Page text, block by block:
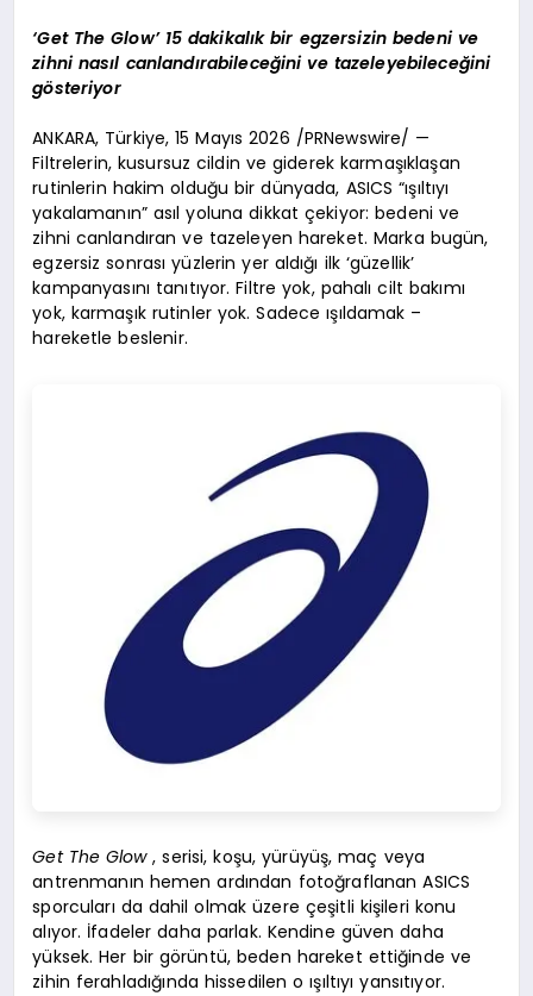
‘Get The Glow’ 15 dakikalık bir egzersizin bedeni ve
zihni nasıl canlandırabileceğini ve tazeleyebileceğini
gösteriyor
ANKARA, Türkiye, 15 Mayıs 2026 /PRNewswire/ —
Filtrelerin, kusursuz cildin ve giderek karmaşıklaşan
rutinlerin hakim olduğu bir dünyada, ASICS “ışıltıyı
yakalamanın” asıl yoluna dikkat çekiyor: bedeni ve
zihni canlandıran ve tazeleyen hareket. Marka bugün,
egzersiz sonrası yüzlerin yer aldığı ilk ‘güzellik’
kampanyasını tanıtıyor. Filtre yok, pahalı cilt bakımı
yok, karmaşık rutinler yok. Sadece ışıldamak –
hareketle beslenir.
Get The Glow, serisi, koşu, yürüyüş, maç veya
antrenmanın hemen ardından fotoğraflanan ASICS
sporcuları da dahil olmak üzere çeşitli kişileri konu
alıyor. İfadeler daha parlak. Kendine güven daha
yüksek. Her bir görüntü, beden hareket ettiğinde ve
zihin ferahladığında hissedilen o ışıltıyı yansıtıyor.